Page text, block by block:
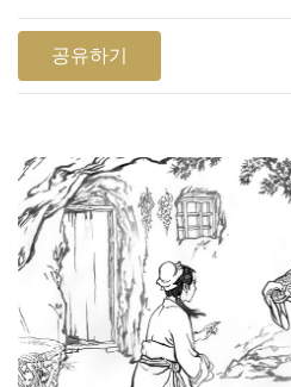
공유하기